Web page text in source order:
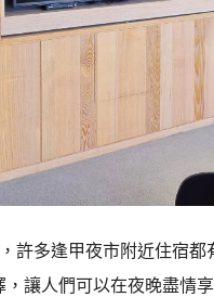
許多逢甲夜市附近住宿都
讓人們可以在夜晚盡情